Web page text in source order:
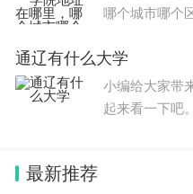
哪个城市哪个
州医科大学、
州医科大学医
通辽有什么大学
小编给大家带
起来看一下吧。 通辽市共有三所大学分别是：
最新推荐